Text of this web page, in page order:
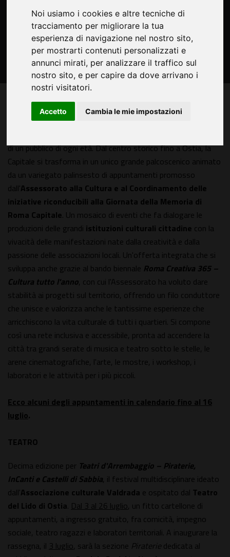
Noi usiamo i cookies e altre tecniche di
tracciamento per migliorare la tua
esperienza di navigazione nel nostro sito,
per mostrarti contenuti personalizzati e
annunci mirati, per analizzare il traffico sul
nostro sito, e per capire da dove arrivano i
nostri visitatori.
Accetto Cambia le mie impostazioni
L' Estate Romana entra nel vivoaccendendo i
riflettori in tutta la città con una programmazione
di un pubblico di ogni età. Dal centro storico fino a Ostia, la
Capitale si trasforma in un unico grande palcoscenico animato
da un variegato palinsesto di appuntamenti promosso
dall'Assessorato alla Cultura e al Coordinamento delle
iniziative riconducibili alla Giornata della Memoria di
Roma Capitale. Un mosaico di eventi che fa dialogare le
produzioni delle grandi istituzioni culturali cittadine con la
vivacità delle manifestazioni nate dalla creatività e dalla
passione delle associazioni locali. Un'offerta integrata che si
sviluppa anche grazie al bando biennale Roma Creativa 365 –
Cultura tutto l'anno, con cui l'Assessorato ha voluto dare
stabilità ai progetti sul territorio, offrendo un filo conduttore
che unisce e valorizza anche le tantissime esperienze che
arricchiscono la vita culturale di tutti i quartieri. Si compone
così una rete inclusiva e accessibile, pronta ad accendere la
città tra grandi serate di musica e teatro sotto le stelle, le
arene cinematografiche, l'arte, le mostre, i workshop, i
laboratori e le attività per i più piccoli.
Ecco alcuni degli appuntamenti in calendario fino al 16
luglio.
TEATRO
Decima edizione per Teatri d'Arrembaggio – Piraterie,
InCanti e Castelli di Sabbia, il festival multidisciplinare ideato
dall'Associazione culturale Valdrada e ospitato dal Teatro
del Lido di Ostia. Dal 3 al 26 luglio, un fitto cartellone di
appuntamenti, a ingresso gratuito, fra comicità, impegno
sociale, teatro ragazzi e laboratori territoriali. A inaugurare la
rassegna, il 3 luglio, sarà la sezione Piraterie dedicata al